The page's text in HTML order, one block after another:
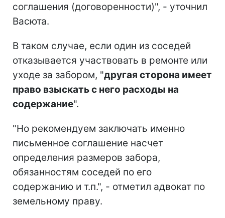
соглашения (договоренности)", - уточнил
Васюта.
В таком случае, если один из соседей
отказывается участвовать в ремонте или
уходе за забором, "другая сторона имеет
право взыскать с него расходы на
содержание".
"Но рекомендуем заключать именно
письменное соглашение насчет
определения размеров забора,
обязанностям соседей по его
содержанию и т.п.", - отметил адвокат по
земельному праву.